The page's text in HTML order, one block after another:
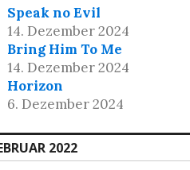
Speak no Evil
14. Dezember 2024
Bring Him To Me
14. Dezember 2024
Horizon
6. Dezember 2024
2022